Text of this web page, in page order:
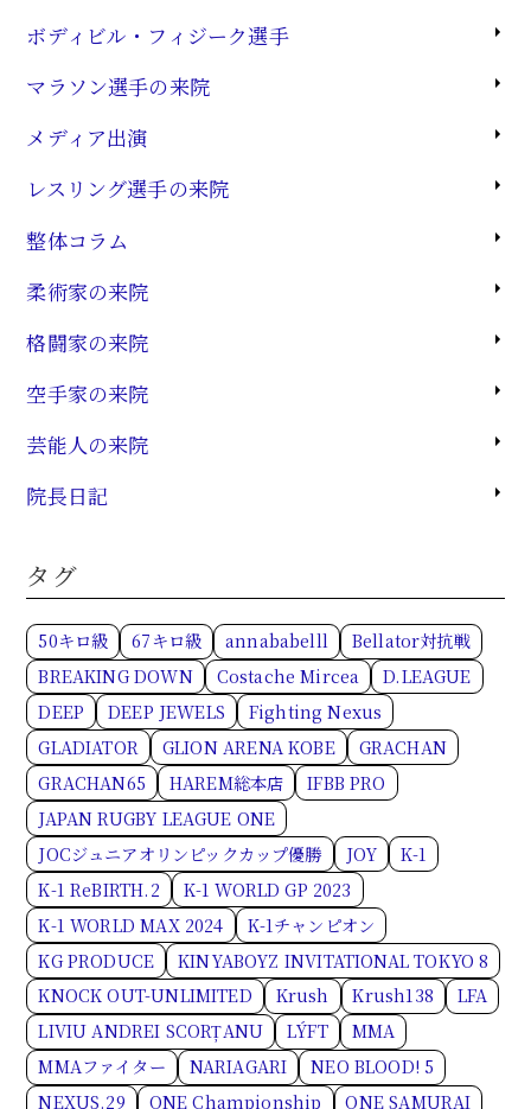
ボディビル・フィジーク選手
マラソン選手の来院
メディア出演
レスリング選手の来院
整体コラム
柔術家の来院
格闘家の来院
空手家の来院
芸能人の来院
院長日記
タグ
50キロ級 67キロ級 annababelll
Bellator対抗戦
BREAKING DOWN
Costache Mircea
D.LEAGUE
DEEP
DEEP JEWELS
Fighting Nexus
GLADIATOR
GLION ARENA KOBE
GRACHAN
GRACHAN65
HAREM総本店
IFBB PRO
JAPAN RUGBY LEAGUE ONE
JOCジュニアオリンピックカップ優勝
JOY
K-1
K-1 ReBIRTH.2
K-1 WORLD GP 2023
K-1 WORLD MAX 2024
K-1チャンピオン
KG PRODUCE
KINYABOYZ INVITATIONAL TOKYO 8
KNOCK OUT-UNLIMITED
Krush Krush138
LFA
LIVIU ANDREI SCORȚANU
LÝFT
MMA
MMAファイター
NARIAGARI
NEO BLOOD! 5
NEXUS.29
ONE Championship ONE SAMURAI